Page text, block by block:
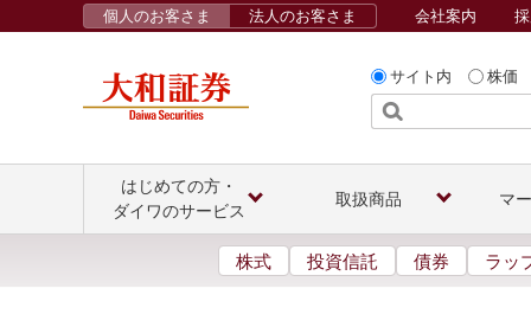
サイト内 株価
個人のお客さま 法人のお客さま 会社案内
はじめての方・
ダイワのサービス
取扱商品 マ
株式 投資信託 債券 ラッ